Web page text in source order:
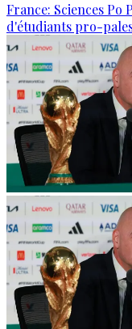
France: Sciences Po
d'étudiants pro-